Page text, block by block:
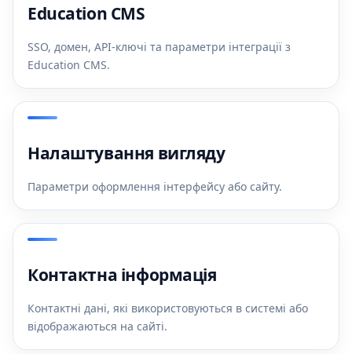
Education CMS
SSO, домен, API-ключі та параметри інтеграції з
Education CMS.
Налаштування вигляду
Параметри оформлення інтерфейсу або сайту.
Контактна інформація
Контактні дані, які використовуються в системі або
відображаються на сайті.